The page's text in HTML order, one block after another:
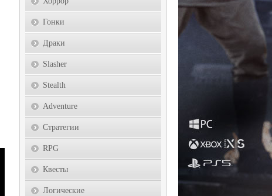
Гонки
Драки
Slasher
Stealth
Adventure
Стратегии
RPG
Квесты
Логические